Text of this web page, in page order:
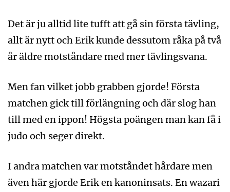
Det är ju alltid lite tufft att gå sin första tävling,
allt är nytt och Erik kunde dessutom råka på två
år äldre motståndare med mer tävlingsvana.
Men fan vilket jobb grabben gjorde! Första
matchen gick till förlängning och där slog han
till med en ippon! Högsta poängen man kan få i
judo och seger direkt.
I andra matchen var motståndet hårdare men
även här gjorde Erik en kanoninsats. En wazari